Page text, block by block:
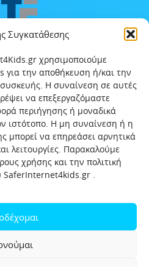
Συγκατάθεσης
χρησιμοποιούμε
για την αποθήκευση ή/και την
Η συναίνεση σε αυτές
να επεξεργαζόμαστε
περιήγησης ή μοναδικά
ιστότοπο. Η μη συναίνεση ή η
μπορεί να επηρεάσει αρνητικά
λειτουργίες. Παρακαλούμε
χρήσης και την πολιτική
SaferInternet4kids.gr .
και Εφήβων
Όροι χρήσης
Line